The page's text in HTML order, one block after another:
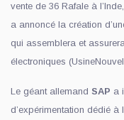
vente de 36 Rafale à
a annoncé la création
qui assemblera et
électroniques
Le géant allemand SAP a
d’expérimentation dédié à